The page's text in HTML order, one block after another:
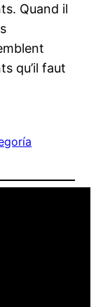
Quand il
qu’il faut